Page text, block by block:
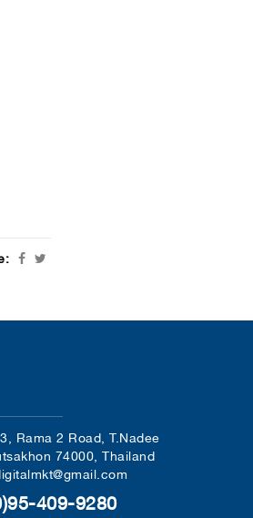
Rama 2 Road, T.Nadee
74000, Thailand
409-9280